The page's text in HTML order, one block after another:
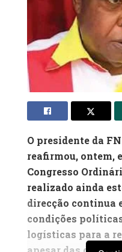
O presidente da
reafirmou, ontem,
Congresso
realizado ainda
direcção continua
condições
logísticas para a